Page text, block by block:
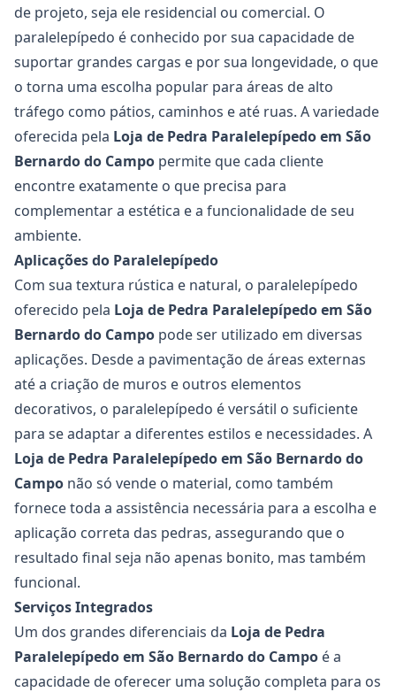
de projeto, seja ele residencial ou comercial. O
paralelepípedo é conhecido por sua capacidade de
suportar grandes cargas e por sua longevidade, o que
o torna uma escolha popular para áreas de alto
tráfego como pátios, caminhos e até ruas. A variedade
oferecida pela Loja de Pedra Paralelepípedo em São
Bernardo do Campo permite que cada cliente
encontre exatamente o que precisa para
complementar a estética e a funcionalidade de seu
ambiente.
Aplicações do Paralelepípedo
Com sua textura rústica e natural, o paralelepípedo
oferecido pela Loja de Pedra Paralelepípedo em São
Bernardo do Campo pode ser utilizado em diversas
aplicações. Desde a pavimentação de áreas externas
até a criação de muros e outros elementos
decorativos, o paralelepípedo é versátil o suficiente
para se adaptar a diferentes estilos e necessidades. A
Loja de Pedra Paralelepípedo em São Bernardo do
Campo não só vende o material, como também
fornece toda a assistência necessária para a escolha e
aplicação correta das pedras, assegurando que o
resultado final seja não apenas bonito, mas também
funcional.
Serviços Integrados
Um dos grandes diferenciais da Loja de Pedra
Paralelepípedo em São Bernardo do Campo é a
capacidade de oferecer uma solução completa para os